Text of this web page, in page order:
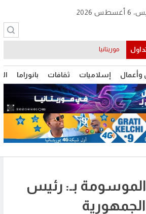
وأعمال إسلاميات ثقافات بانوراما
2026
موريتانيا
الموسومة بـ: رئيس
الجمهورية